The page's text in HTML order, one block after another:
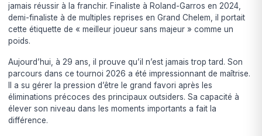
jamais réussir à la franchir. Finaliste à Roland-Garros en 2024,
demi-finaliste à de multiples reprises en Grand Chelem, il portait
cette étiquette de « meilleur joueur sans majeur » comme un
poids.
Aujourd’hui, à 29 ans, il prouve qu’il n’est jamais trop tard. Son
parcours dans ce tournoi 2026 a été impressionnant de maîtrise.
Il a su gérer la pression d’être le grand favori après les
éliminations précoces des principaux outsiders. Sa capacité à
élever son niveau dans les moments importants a fait la
différence.